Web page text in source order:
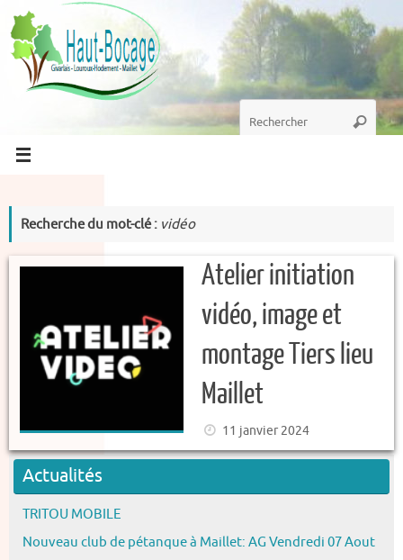
Passer
au
contenu
Recherche
pour
Recherche du mot-clé : vidéo
Atelier initiation
vidéo, image et
montage Tiers lieu
Maillet
11 janvier 2024
Actualités
TRITOU MOBILE
Nouveau club de pétanque à Maillet: AG Vendredi 07 Aout